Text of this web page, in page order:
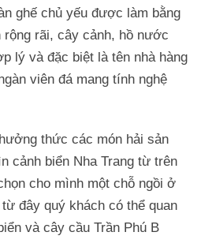
ghế chủ yếu được làm bằng
rộng rãi, cây cảnh, hồ nước
lý và đặc biệt là tên nhà hàng
viên đá mang tính nghệ
thức các món hải sản
cảnh biển Nha Trang từ trên
cho mình một chỗ ngồi ở
đây quý khách có thể quan
và cây cầu Trần Phú B